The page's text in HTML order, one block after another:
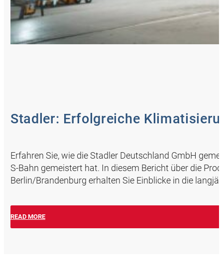
Stadler: Erfolgreiche
Erfahren Sie, wie die Stadler Deutschland GmbH
S-Bahn gemeistert hat. In diesem Bericht über die
Berlin/Brandenburg erhalten Sie Einblicke in die
READ MORE